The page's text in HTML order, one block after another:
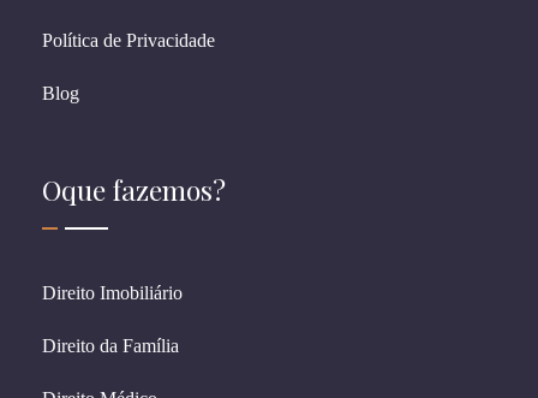
Política de Privacidade
Blog
Oque fazemos?
Direito Imobiliário
Direito da Família